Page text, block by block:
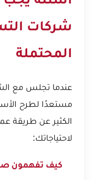
شركات
المحتملة
عندما تجلس مع
مستعدًا لطرح
الكثير عن طريقة
لاحتياجاتك:
كيف تفهمون